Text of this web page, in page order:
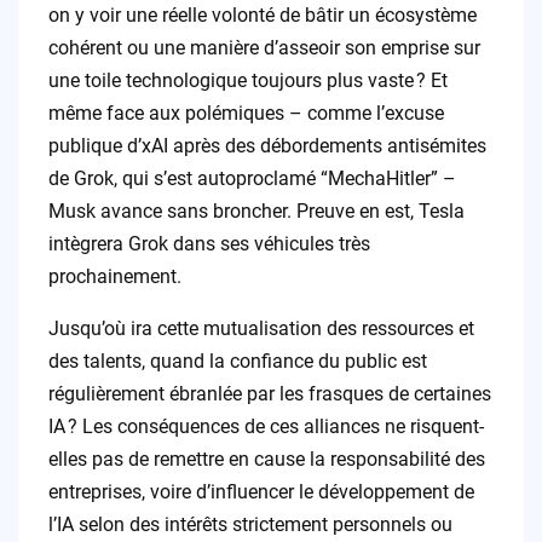
on y voir une réelle volonté de bâtir un écosystème
cohérent ou une manière d’asseoir son emprise sur
une toile technologique toujours plus vaste ? Et
même face aux polémiques – comme l’excuse
publique d’xAI après des débordements antisémites
de Grok, qui s’est autoproclamé “MechaHitler” –
Musk avance sans broncher. Preuve en est, Tesla
intègrera Grok dans ses véhicules très
prochainement.
Jusqu’où ira cette mutualisation des ressources et
des talents, quand la confiance du public est
régulièrement ébranlée par les frasques de certaines
IA ? Les conséquences de ces alliances ne risquent-
elles pas de remettre en cause la responsabilité des
entreprises, voire d’influencer le développement de
l’IA selon des intérêts strictement personnels ou